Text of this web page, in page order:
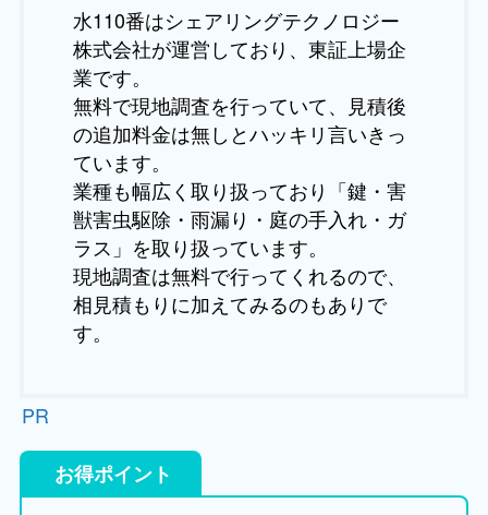
水110番はシェアリングテクノロジー
株式会社が運営しており、東証上場企
業です。
無料で現地調査を行っていて、見積後
の追加料金は無しとハッキリ言いきっ
ています。
業種も幅広く取り扱っており「鍵・害
獣害虫駆除・雨漏り・庭の手入れ・ガ
ラス」を取り扱っています。
現地調査は無料で行ってくれるので、
相見積もりに加えてみるのもありで
す。
PR
お得ポイント